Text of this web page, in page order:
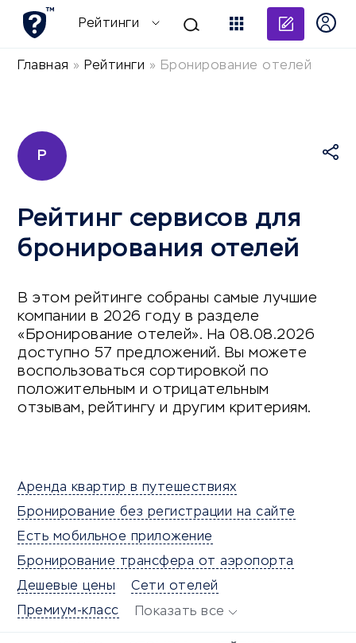
Рейтинги
Главная » Рейтинги » Бронирование отелей
Р
Рейтинг сервисов для
бронирования отелей
В этом рейтинге собраны самые лучшие
компании в 2026 году в разделе
«Бронирование отелей». На 08.08.2026
доступно 57 предложений. Вы можете
воспользоваться сортировкой по
положительным и отрицательным
отзывам, рейтингу и другим критериям.
Аренда квартир в путешествиях
Бронирование без регистрации на сайте
Есть мобильное приложение
Бронирование трансфера от аэропорта
Дешевые цены
Сети отелей
Премиум-класс
Показать все